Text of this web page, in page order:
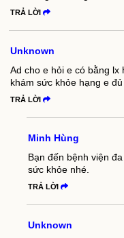
TRẢ LỜI
Unknown
Ad cho e hỏi e có bằng lx
khám sức khỏe hạng e
TRẢ LỜI
Minh Hùng
Bạn đến bệnh viện
sức khỏe nhé.
TRẢ LỜI
Unknown